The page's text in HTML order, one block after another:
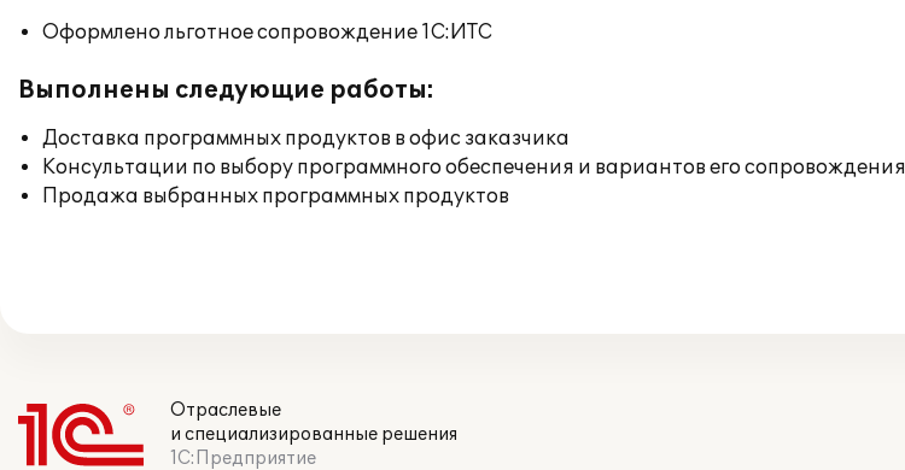
Оформлено льготное сопровождение 1С:ИТС
Выполнены следующие работы:
Доставка программных продуктов в офис заказчика
Консультации по выбору программного обеспечения и вариантов его сопровождения
Продажа выбранных программных продуктов
Отраслевые
и специализированные решения
1С:Предприятие